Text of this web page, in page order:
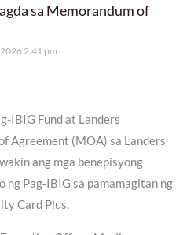
sa Memorandum of
2:41 pm
IBIG Fund at Landers
Agreement (MOA) sa Landers
ang mga benepisyong
ng Pag-IBIG sa pamamagitan ng
Card Plus.